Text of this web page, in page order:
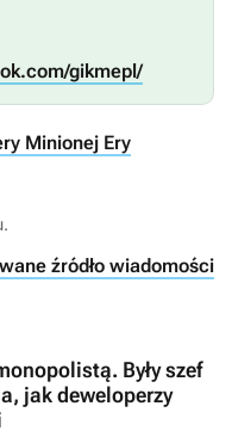
gikmepl/
Minionej Ery
źródło wiadomości
Były szef
jak deweloperzy